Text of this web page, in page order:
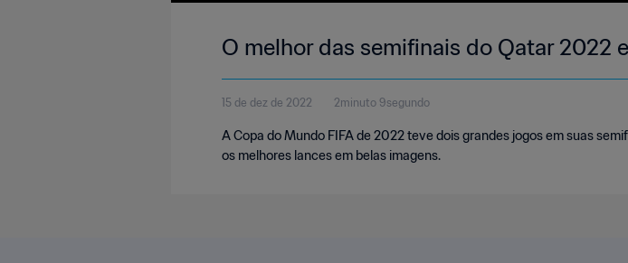
O melhor das semifinais do Qatar 2022
15 de dez de 2022 2minuto 9segundo
A Copa do Mundo FIFA de 2022 teve dois grandes jogos em suas
os melhores lances em belas imagens.